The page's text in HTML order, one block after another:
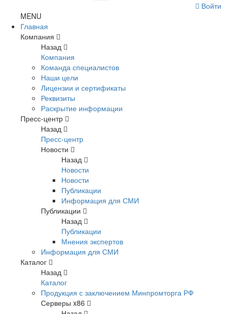
Войти
MENU
Главная
Компания
Назад
Компания
Команда специалистов
Наши цели
Лицензии и сертификаты
Реквизиты
Раскрытие информации
Пресс-центр
Назад
Пресс-центр
Новости
Назад
Новости
Новости
Публикации
Информация для СМИ
Публикации
Назад
Публикации
Мнения экспертов
Информация для СМИ
Каталог
Назад
Каталог
Продукция с заключением Минпромторга РФ
Серверы x86